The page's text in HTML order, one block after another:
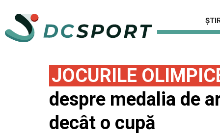
JOCURILE
despre medalia de
decât o cupă